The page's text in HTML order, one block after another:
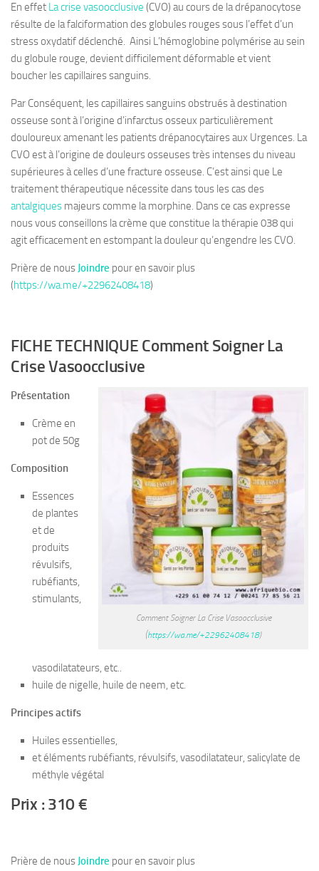
En effet La crise vasoocclusive (CVO) au cours de la drépanocytose
résulte de la falciformation des globules rouges sous l’effet d’un
stress oxydatif déclenché. Ainsi L’hémoglobine polymérise au sein
du globule rouge, devient difficilement déformable et vient
boucher les capillaires sanguins.
Par Conséquent, les capillaires sanguins obstrués à destination
osseuse sont à l’origine d’infarctus osseux particulièrement
douloureux amenant les patients drépanocytaires aux Urgences. La
CVO est à l’origine de douleurs osseuses très intenses du niveau
supérieures à celles d’une fracture osseuse. C’est ainsi que Le
traitement thérapeutique nécessite dans tous les cas des
antalgiques majeurs comme la morphine. Dans ce cas expresse
nous vous conseillons la crème que constitue la thérapie 038 qui
agit efficacement en estompant la douleur qu’engendre les CVO.
Prière de nous Joindre pour en savoir plus
(https://wa.me/+22962408418)
FICHE TECHNIQUE Comment Soigner La
Crise Vasoocclusive
Comment Soigner La Crise Vasoocclusive
(https://wa.me/+22962408418)
Présentation
Crème en
pot de 50g
Composition
Essences
de plantes
et de
produits
révulsifs,
rubéfiants,
stimulants,
vasodilatateurs, etc..
huile de nigelle, huile de neem, etc.
Principes actifs
Huiles essentielles,
et éléments rubéfiants, révulsifs, vasodilatateur, salicylate de
méthyle végétal
Prix : 310 €
Prière de nous Joindre pour en savoir plus